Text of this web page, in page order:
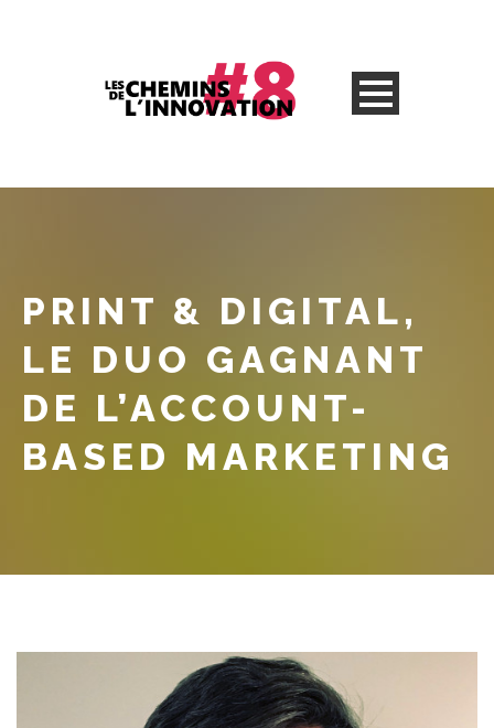
PRINT & DIGITAL,
LE DUO GAGNANT
DE L’ACCOUNT-
BASED MARKETING